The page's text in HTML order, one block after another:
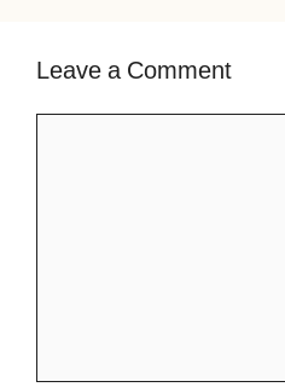
Leave a Comment